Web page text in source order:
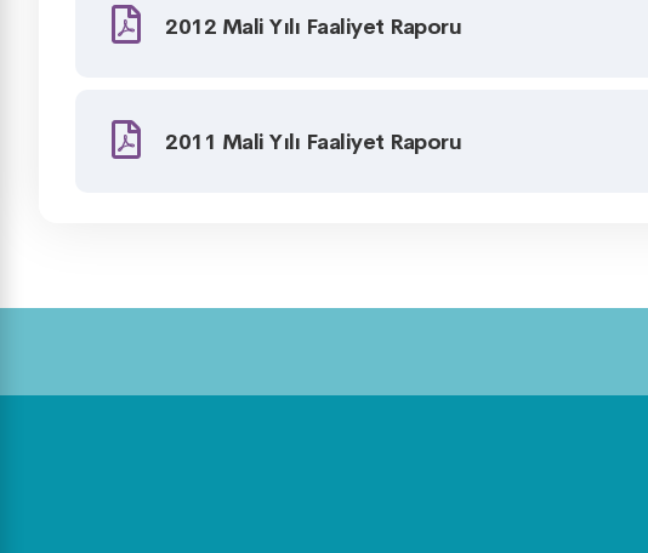
2012 Mali Yılı Faaliyet Raporu
2011 Mali Yılı Faaliyet Raporu